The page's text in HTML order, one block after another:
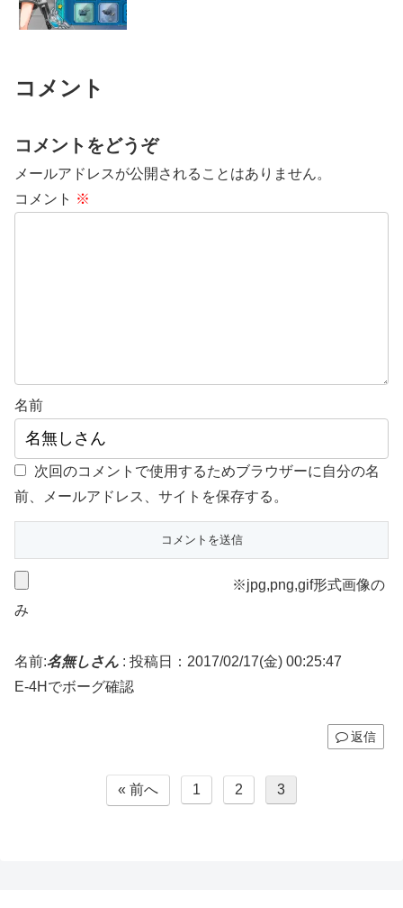
コメント
コメントをどうぞ
メールアドレスが公開されることはありません。
コメント ※
名前
次回のコメントで使用するためブラウザーに自分の名
前、メールアドレス、サイトを保存する。
※jpg,png,gif形式画像の
み
名前:名無しさん : 投稿日：2017/02/17(金) 00:25:47
E-4Hでボーグ確認
返信
« 前へ 1 2 3